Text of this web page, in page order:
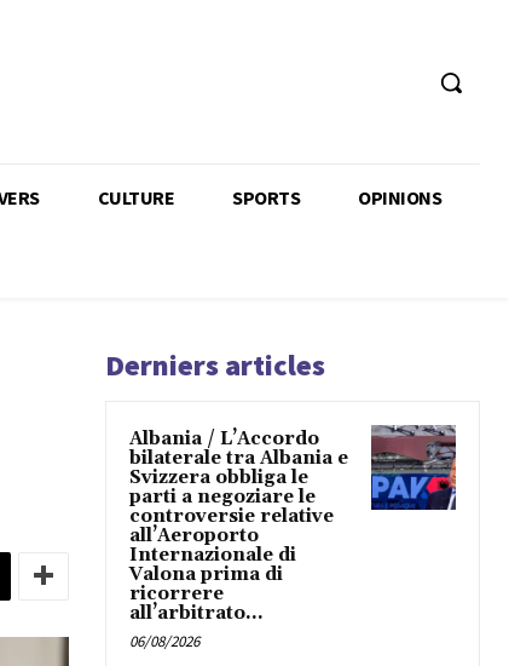
CULTURE SPORTS OPINIONS
Derniers articles
Albania / L’Accordo
bilaterale tra Albania e
Svizzera obbliga le
parti a negoziare le
controversie relative
all’Aeroporto
Internazionale di
Valona prima di
ricorrere
all’arbitrato...
06/08/2026